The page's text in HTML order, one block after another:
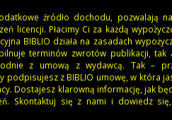
źródło dochodu, pozwalają
licencji. Płacimy Ci za każdą
BIBLIO działa na zasadach
terminów zwrotów publikacji, tak
z umową z wydawcą. Tak –
podpisujesz z BIBLIO umowę, w która
Dostajesz klarowną informację, jak
Skontaktuj się z nami i dowiedz